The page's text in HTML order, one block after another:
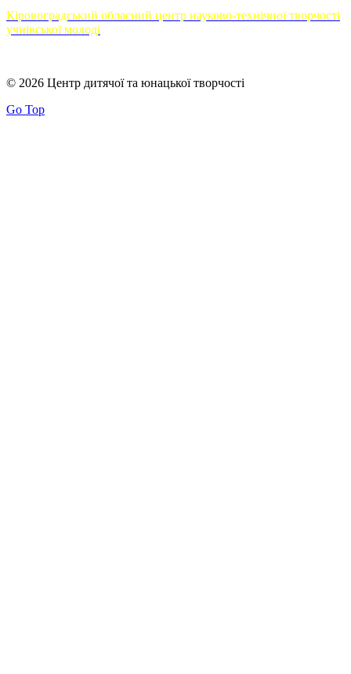
Кіровоградський обласний центр науково-технічної творчості
учнівської молоді
© 2026 Центр дитячої та юнацької творчості
Go Top